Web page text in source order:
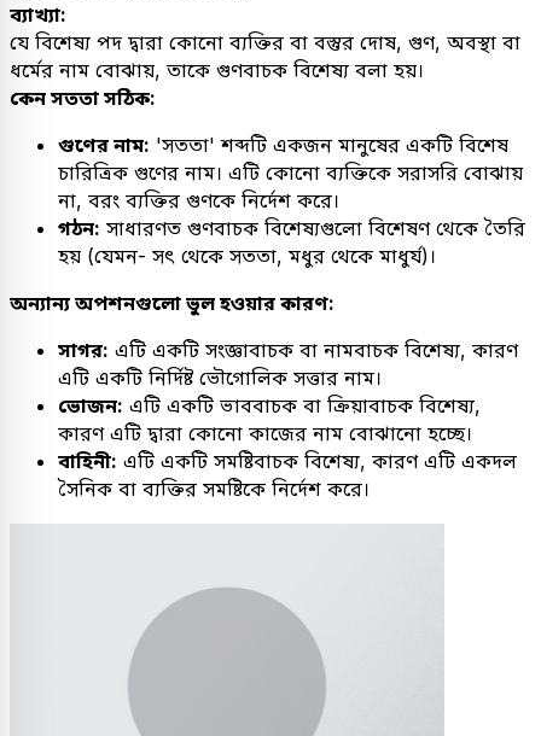
ব্যাখ্যা:
যে বিশেষ্য পদ দ্বারা কোনো ব্যক্তির বা বস্তুর দোষ, গুণ, অবস্থা বা
ধর্মের নাম বোঝায়, তাকে গুণবাচক বিশেষ্য বলা হয়।
কেন সততা সঠিক:
গুণের নাম: 'সততা' শব্দটি একজন মানুষের একটি বিশেষ
চারিত্রিক গুণের নাম। এটি কোনো ব্যক্তিকে সরাসরি বোঝায়
না, বরং ব্যক্তির গুণকে নির্দেশ করে।
গঠন: সাধারণত গুণবাচক বিশেষ্যগুলো বিশেষণ থেকে তৈরি
হয় (যেমন- সৎ থেকে সততা, মধুর থেকে মাধুর্য)।
অন্যান্য অপশনগুলো ভুল হওয়ার কারণ:
সাগর: এটি একটি সংজ্ঞাবাচক বা নামবাচক বিশেষ্য, কারণ
এটি একটি নির্দিষ্ট ভৌগোলিক সত্তার নাম।
ভোজন: এটি একটি ভাববাচক বা ক্রিয়াবাচক বিশেষ্য,
কারণ এটি দ্বারা কোনো কাজের নাম বোঝানো হচ্ছে।
বাহিনী: এটি একটি সমষ্টিবাচক বিশেষ্য, কারণ এটি একদল
সৈনিক বা ব্যক্তির সমষ্টিকে নির্দেশ করে।